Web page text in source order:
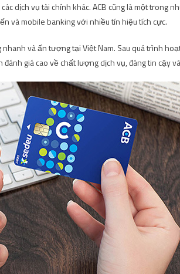
dịch vụ tài chính khác. ACB cũng là một trong
và mobile banking với nhiều tín hiệu tích cực.
và ấn tượng tại Việt Nam. Sau quá trình
giá cao về chất lượng dịch vụ, đáng tin cậy